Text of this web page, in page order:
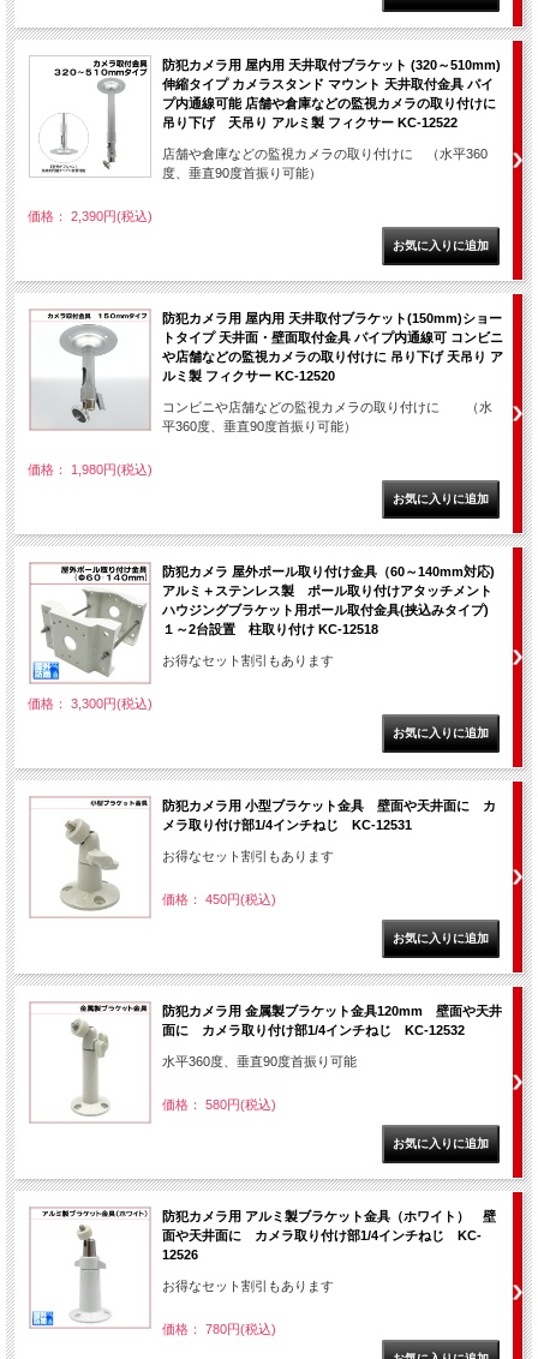
防犯カメラ用 屋内用 天井取付ブラケット (320～510mm)
伸縮タイプ カメラスタンド マウント 天井取付金具 パイ
プ内通線可能 店舗や倉庫などの監視カメラの取り付けに
吊り下げ 天吊り アルミ製 フィクサー KC-12522
店舗や倉庫などの監視カメラの取り付けに （水平360
度、垂直90度首振り可能）
価格： 2,390円(税込)
防犯カメラ用 屋内用 天井取付ブラケット(150mm)ショー
トタイプ 天井面・壁面取付金具 パイプ内通線可 コンビニ
や店舗などの監視カメラの取り付けに 吊り下げ 天吊り ア
ルミ製 フィクサー KC-12520
コンビニや店舗などの監視カメラの取り付けに （水
平360度、垂直90度首振り可能）
価格： 1,980円(税込)
防犯カメラ 屋外ポール取り付け金具（60～140mm対応)
アルミ＋ステンレス製 ポール取り付けアタッチメント
ハウジングブラケット用ポール取付金具(挟込みタイプ)
１～2台設置 柱取り付け KC-12518
お得なセット割引もあります
価格： 3,300円(税込)
防犯カメラ用 小型ブラケット金具 壁面や天井面に カ
メラ取り付け部1/4インチねじ KC-12531
お得なセット割引もあります
価格： 450円(税込)
防犯カメラ用 金属製ブラケット金具120mm 壁面や天井
面に カメラ取り付け部1/4インチねじ KC-12532
水平360度、垂直90度首振り可能
価格： 580円(税込)
防犯カメラ用 アルミ製ブラケット金具（ホワイト） 壁
面や天井面に カメラ取り付け部1/4インチねじ KC-
12526
お得なセット割引もあります
価格： 780円(税込)